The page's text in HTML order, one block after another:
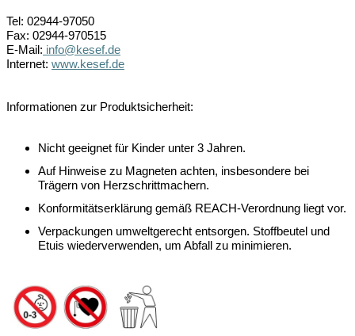
Tel: 02944-97050
Fax: 02944-970515
E-Mail: info@kesef.de
Internet: www.kesef.de
Informationen zur Produktsicherheit:
Nicht geeignet für Kinder unter 3 Jahren.
Auf Hinweise zu Magneten achten, insbesondere bei
Trägern von Herzschrittmachern.
Konformitätserklärung gemäß REACH-Verordnung liegt vor.
Verpackungen umweltgerecht entsorgen. Stoffbeutel und
Etuis wiederverwenden, um Abfall zu minimieren.